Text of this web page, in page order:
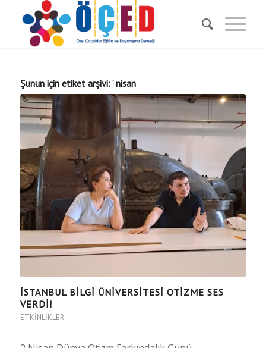
Şunun için etiket arşivi:‘ nisan
İSTANBUL BILGI ÜNIVERSITESI OTIZME SES
VERDI!
ETKINLIKLER